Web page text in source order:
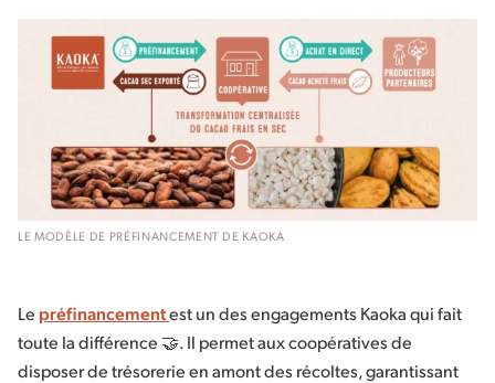
LE MODÈLE DE PRÉFINANCEMENT DE KAOKA
Le préfinancementest un des engagements Kaoka qui fait
toute la différence 🤝. Il permet aux coopératives de
disposer de trésorerie en amont des récoltes, garantissant